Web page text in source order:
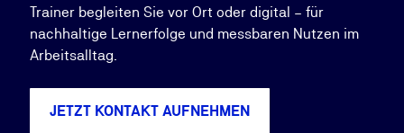
Trainer begleiten Sie vor Ort oder digital – für
nachhaltige Lernerfolge und messbaren Nutzen im
Arbeitsalltag.
JETZT KONTAKT AUFNEHMEN